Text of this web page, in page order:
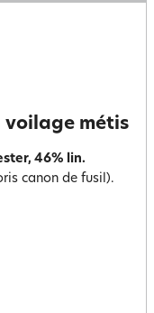
voilage métis
46% lin.
canon de fusil).